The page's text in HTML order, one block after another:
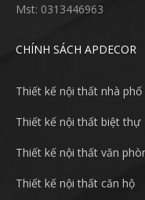
Mst: 0313446963
CHÍNH SÁCH APDECOR
Thiết kế nội thất nhà phố
Thiết kế nội thất biệt thự
Thiết kế nội thất văn
Thiết kế nội thất căn hộ